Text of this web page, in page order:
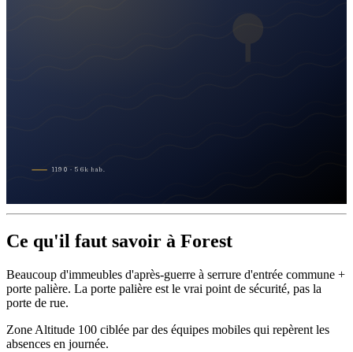
1190 · 56 k hab.
Ce qu'il faut savoir à Forest
Beaucoup d'immeubles d'après-guerre à serrure d'entrée commune +
porte palière. La porte palière est le vrai point de sécurité, pas la
porte de rue.
Zone Altitude 100 ciblée par des équipes mobiles qui repèrent les
absences en journée.